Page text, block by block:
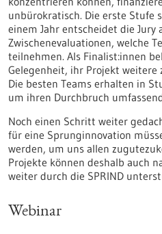
unbürokratisch. Die erste Stufe
einem Jahr entscheidet die Jury
Zwischenevaluationen, welche
teilnehmen. Als Finalist:innen
Gelegenheit, ihr Projekt weitere
Die besten Teams erhalten in
um ihren Durchbruch
Noch einen Schritt weiter
für eine Sprunginnovation
werden, um uns allen
Projekte können deshalb auch
weiter durch die SPRIND
Webinar